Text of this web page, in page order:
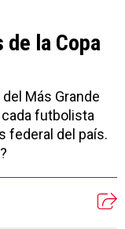
la Copa
Más Grande
cada futbolista
federal del país.